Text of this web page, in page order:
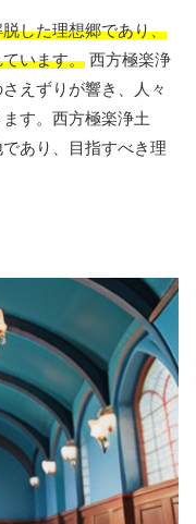
した理想郷であり、
います。 西方極楽浄
えずりが響き、人々
す。西方極楽浄土
あり、目指すべき理